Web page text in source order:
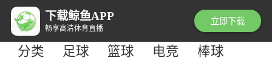
下载鲸鱼APP
畅享高清体育直播
立即下载
分类 足球 篮球 电竞 棒球